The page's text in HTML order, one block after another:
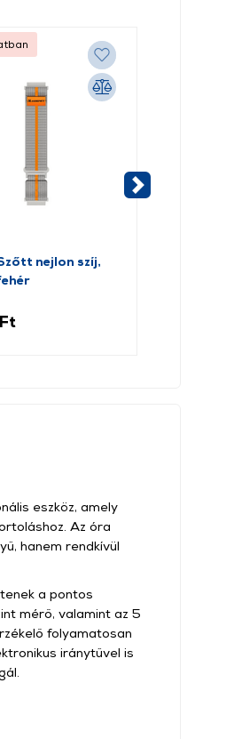
nejlon szíj,
eszköz, amely
Az óra
hanem rendkívül
a pontos
mérő, valamint az 5
folyamatosan
iránytűvel is